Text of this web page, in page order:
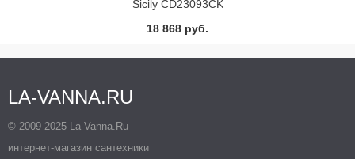
Sicily CD23093CK
18 868 руб.
LA-VANNA.RU
© 2009-2025 La-Vanna.Ru
интернет-магазин сантехники